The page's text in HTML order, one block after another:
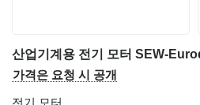
가격은 요청 시 공개